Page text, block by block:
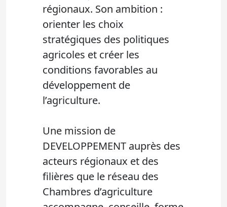
régionaux. Son ambition :
orienter les choix
stratégiques des politiques
agricoles et créer les
conditions favorables au
développement de
l’agriculture.
Une mission de
DEVELOPPEMENT auprès des
acteurs régionaux et des
filières que le réseau des
Chambres d’agriculture